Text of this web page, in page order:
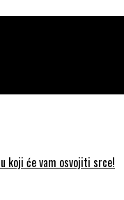
koji će vam osvojiti srce!